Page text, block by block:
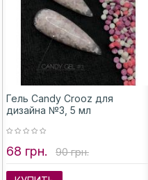
Гель Candy Crooz для
дизайна №3, 5 мл
68 грн. 90 грн.